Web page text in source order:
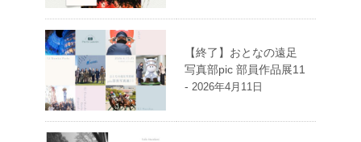
【終了】おとなの遠足
写真部pic 部員作品展11
- 2026年4月11日